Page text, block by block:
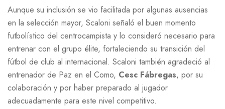
Aunque su inclusión se vio facilitada por algunas ausencias
en la selección mayor, Scaloni señaló el buen momento
futbolístico del centrocampista y lo consideró necesario para
entrenar con el grupo élite, fortaleciendo su transición del
fútbol de club al internacional. Scaloni también agradeció al
entrenador de Paz en el Como, Cesc Fábregas, por su
colaboración y por haber preparado al jugador
adecuadamente para este nivel competitivo.